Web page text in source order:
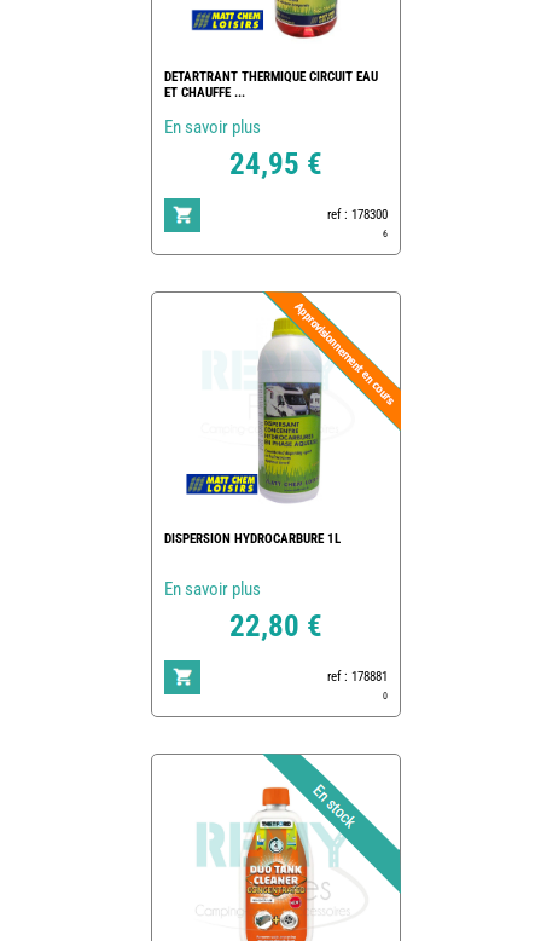
DETARTRANT THERMIQUE CIRCUIT EAU
ET CHAUFFE ...
En savoir plus
24,95 €
ref : 178300
6
DISPERSION HYDROCARBURE 1L
En savoir plus
22,80 €
ref : 178881
0